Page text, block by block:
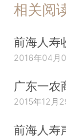
相关阅
前海人寿
2016年04月
广东一农
2015年12月
前海人寿